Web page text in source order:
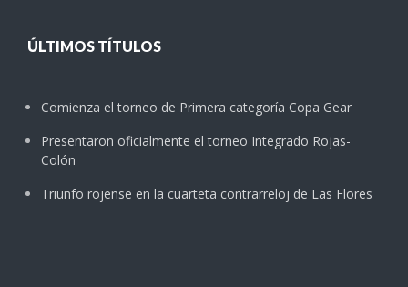
ÚLTIMOS TÍTULOS
Comienza el torneo de Primera categoría Copa Gear
Presentaron oficialmente el torneo Integrado Rojas-
Colón
Triunfo rojense en la cuarteta contrarreloj de Las Flores